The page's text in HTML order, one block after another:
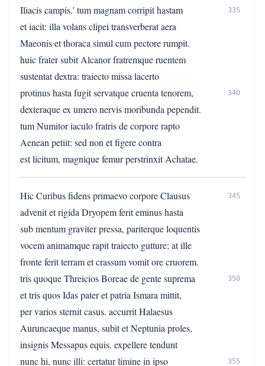
Iliacis campis.' tum magnam corripit hastam
335
et iacit: illa volans clipei transverberat aera
Maeonis et thoraca simul cum pectore rumpit.
huic frater subit Alcanor fratremque ruentem
sustentat dextra: traiecto missa lacerto
protinus hasta fugit servatque cruenta tenorem,
340
dexteraque ex umero nervis moribunda pependit.
tum Numitor iaculo fratris de corpore rapto
Aenean petiit: sed non et figere contra
est licitum, magnique femur perstrinxit Achatae.
Hic Curibus fidens primaevo corpore Clausus 345
advenit et rigida Dryopem ferit eminus hasta
sub mentum graviter pressa, pariterque loquentis
vocem animamque rapit traiecto gutture; at ille
fronte ferit terram et crassum vomit ore cruorem.
tris quoque Threicios Boreae de gente suprema
350
et tris quos Idas pater et patria Ismara mittit,
per varios sternit casus. accurrit Halaesus
Auruncaeque manus, subit et Neptunia proles,
insignis Messapus equis. expellere tendunt
nunc hi, nunc illi: certatur limine in ipso
355